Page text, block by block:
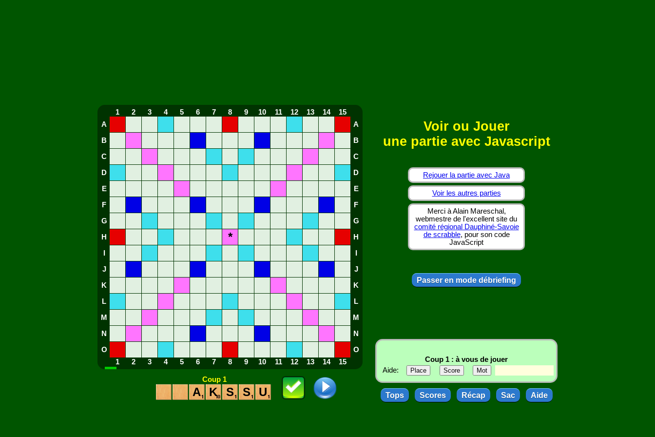
1 2 3 4 5 6 7 8 9 10 11 12 13 14
15
A
A
B B
C C
D D
E E
F F
G G
H * H
J J
K K
L L
M M
N N
O
O
1
2 3 4 5 6 7 8 9 10 11 12 13 14 15
Coup 1
A K S S U
Voir ou Jouer
une partie avec Javascript
Rejouer la partie avec Java
Voir les autres parties
Merci à Alain Mareschal,
webmestre de l'excellent site du
comité régional Dauphiné-Savoie
de scrabble, pour son code
JavaScript
Passer en mode débriefing
Coup 1 : à vous de jouer
Aide:
Tops Scores Récap Sac Aide